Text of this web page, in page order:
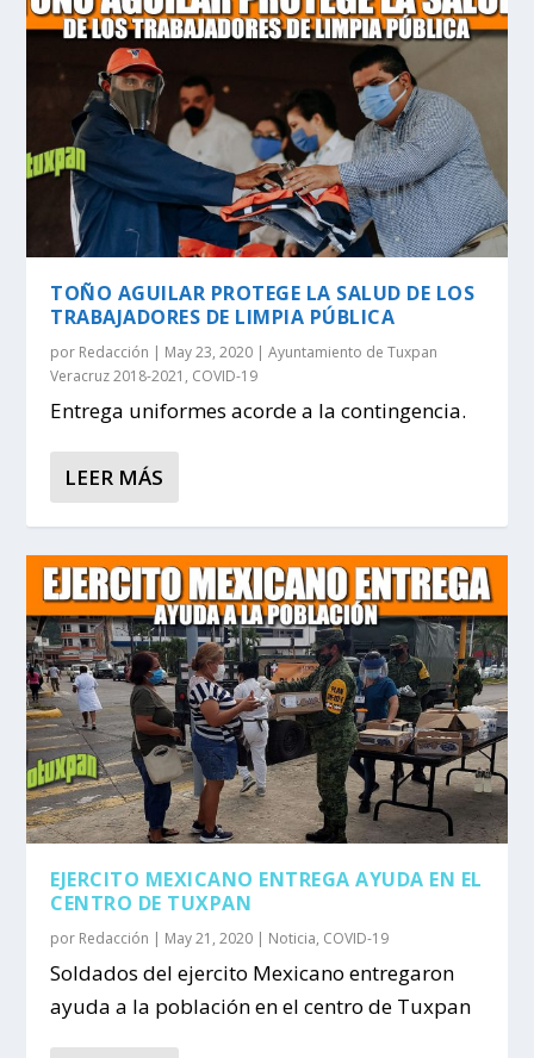
TOÑO AGUILAR PROTEGE LA SALUD DE LOS
TRABAJADORES DE LIMPIA PÚBLICA
por Redacción | May 23, 2020 |Ayuntamiento de Tuxpan
Veracruz 2018-2021 , COVID-19
Entrega uniformes acorde a la contingencia.
LEER MÁS
EJERCITO MEXICANO ENTREGA AYUDA EN EL
CENTRO DE TUXPAN
por Redacción | May 21, 2020 | Noticia, COVID-19
Soldados del ejercito Mexicano entregaron
ayuda a la población en el centro de Tuxpan